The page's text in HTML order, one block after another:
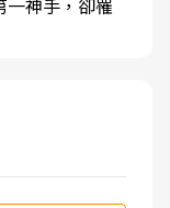
一神手，卻罹